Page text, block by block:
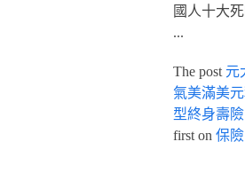
國人十大
...
The post 元
氣美滿美
型終身壽險
first on 保